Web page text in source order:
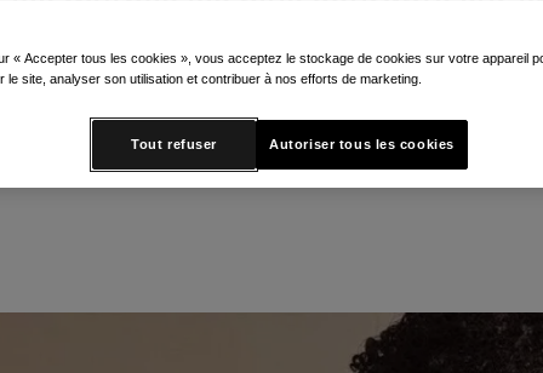
donne aux femmes les
un suivi personnalisé.
« Accepter tous les cookies », vous acceptez le stockage de cookies sur votre appareil
le site, analyser son utilisation et contribuer à nos efforts de marketing.
Tout refuser Autoriser tous les cookies